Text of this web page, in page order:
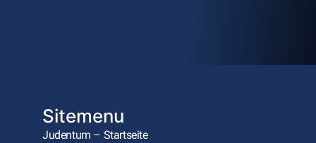
Sitemenu
Judentum – Startseite